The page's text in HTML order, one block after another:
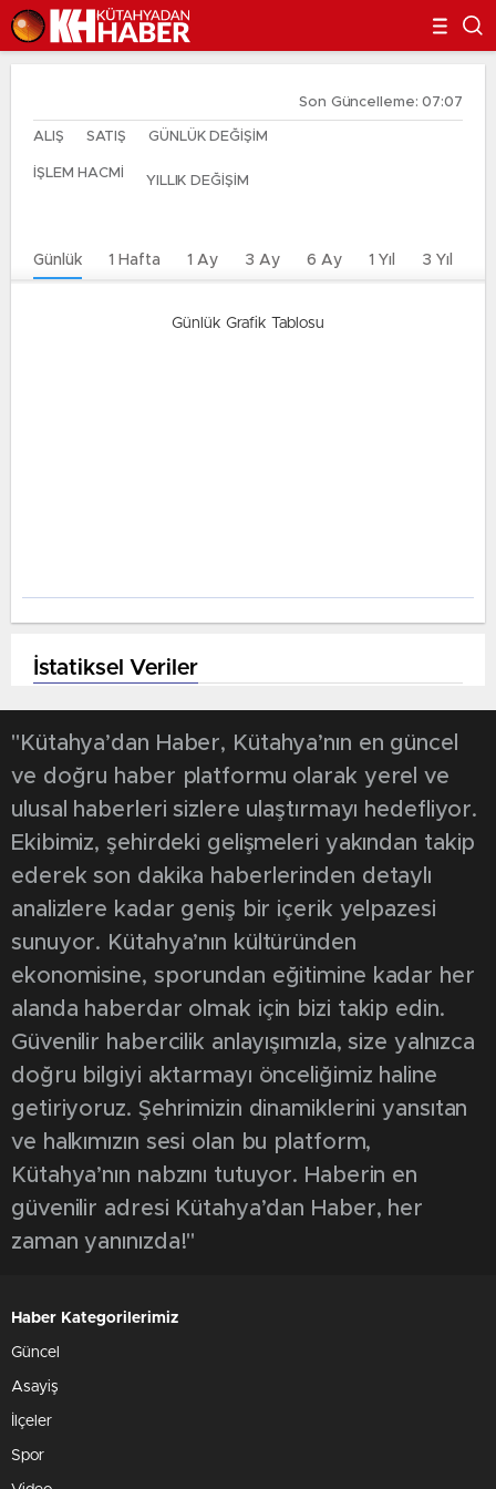
Son Güncelleme: 07:07
ALIŞ SATIŞ GÜNLÜK DEĞİŞİM
İŞLEM HACMİ YILLIK DEĞİŞİM
Günlük 1 Hafta 1 Ay 3 Ay 6 Ay 1 Yıl 3 Yıl
Günlük Grafik Tablosu
İstatiksel Veriler
"Kütahya’dan Haber, Kütahya’nın en güncel
ve doğru haber platformu olarak yerel ve
ulusal haberleri sizlere ulaştırmayı hedefliyor.
Ekibimiz, şehirdeki gelişmeleri yakından takip
ederek son dakika haberlerinden detaylı
analizlere kadar geniş bir içerik yelpazesi
sunuyor. Kütahya’nın kültüründen
ekonomisine, sporundan eğitimine kadar her
alanda haberdar olmak için bizi takip edin.
Güvenilir habercilik anlayışımızla, size yalnızca
doğru bilgiyi aktarmayı önceliğimiz haline
getiriyoruz. Şehrimizin dinamiklerini yansıtan
ve halkımızın sesi olan bu platform,
Kütahya’nın nabzını tutuyor. Haberin en
güvenilir adresi Kütahya’dan Haber, her
zaman yanınızda!"
Haber Kategorilerimiz
Güncel
Asayiş
İlçeler
Spor